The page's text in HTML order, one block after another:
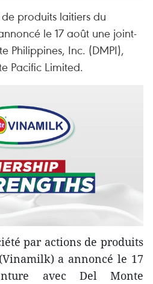
produits laitiers du
le 17 août une joint-
Philippines, Inc. (DMPI),
Pacific Limited.
par actions de produits
a annoncé le 17
avec Del Monte